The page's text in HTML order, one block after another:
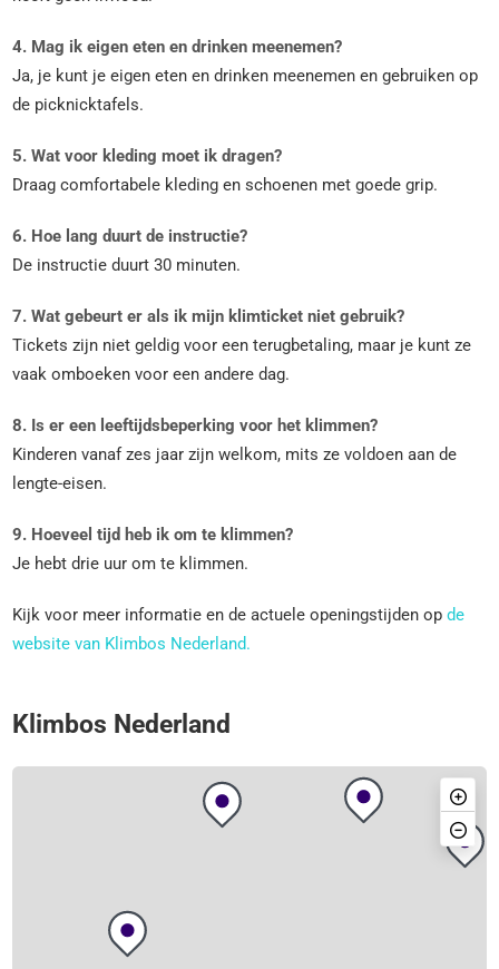
4. Mag ik eigen eten en drinken meenemen?
Ja, je kunt je eigen eten en drinken meenemen en gebruiken op
de picknicktafels.
5. Wat voor kleding moet ik dragen?
Draag comfortabele kleding en schoenen met goede grip.
6. Hoe lang duurt de instructie?
De instructie duurt 30 minuten.
7. Wat gebeurt er als ik mijn klimticket niet gebruik?
Tickets zijn niet geldig voor een terugbetaling, maar je kunt ze
vaak omboeken voor een andere dag.
8. Is er een leeftijdsbeperking voor het klimmen?
Kinderen vanaf zes jaar zijn welkom, mits ze voldoen aan de
lengte-eisen.
9. Hoeveel tijd heb ik om te klimmen?
Je hebt drie uur om te klimmen.
Kijk voor meer informatie en de actuele openingstijden opde
website van Klimbos Nederland.
Klimbos Nederland